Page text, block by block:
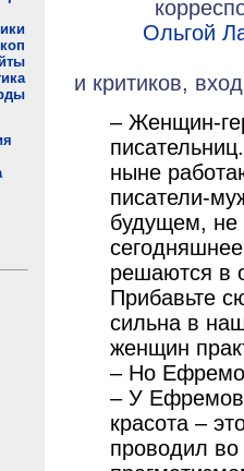
Ольгой
и критиков,
– Женщин-
ныне
писатели-
будущем, не
решаются в
Прибавьте
сильна в
женщин
– Но
– У
красота –
проводил во